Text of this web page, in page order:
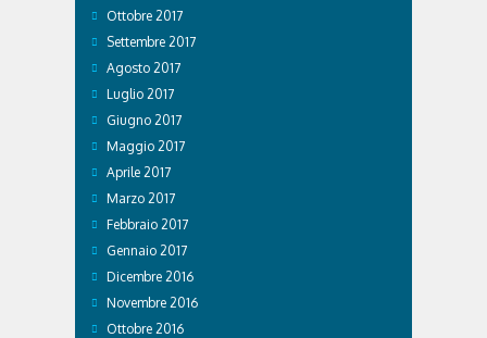
Ottobre 2017
Settembre 2017
Agosto 2017
Luglio 2017
Giugno 2017
Maggio 2017
Aprile 2017
Marzo 2017
Febbraio 2017
Gennaio 2017
Dicembre 2016
Novembre 2016
Ottobre 2016